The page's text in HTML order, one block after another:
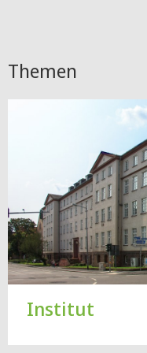
Themen
Institut